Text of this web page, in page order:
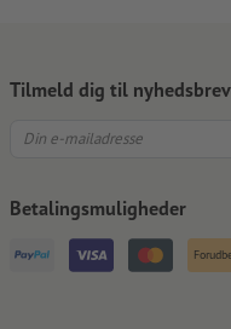
Tilmeld dig til
Betalingsmuligheder